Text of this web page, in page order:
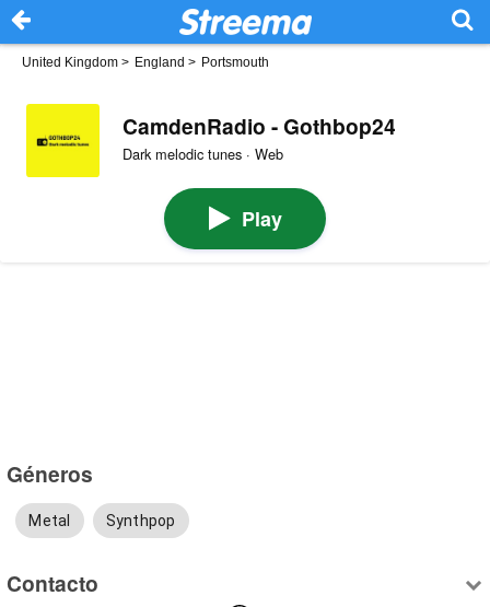
United Kingdom > England > Portsmouth
CamdenRadio - Gothbop24
Dark melodic tunes · Web
Play
Géneros
Metal Synthpop
Contacto